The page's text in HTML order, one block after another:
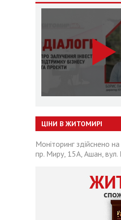
ЦІНИ В ЖИТОМИРІ
Моніторинг здійснено
пр. Миру, 15А, Ашан, вул.